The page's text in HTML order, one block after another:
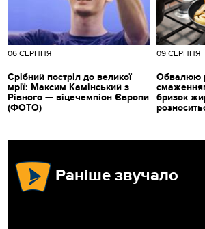
06 СЕРПНЯ
Срібний постріл до великої
мрії: Максим Камінський з
Рівного — віцечемпіон Європи
(ФОТО)
09 СЕРПНЯ
Обвалюю
бризок
Раніше звучало